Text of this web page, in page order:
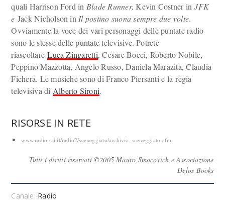
quali Harrison Ford in Blade Runner,Kevin Costner inJFK
e Jack Nicholson in Il postino suona sempre due volte.
Ovviamente la voce dei vari personaggi delle puntate radio
sono le stesse delle puntate televisive. Potrete
riascoltareLuca Zingaretti, Cesare Bocci, Roberto Nobile,
Peppino Mazzotta, Angelo Russo, Daniela Marazita, Claudia
Fichera. Le musiche sono di Franco Piersanti e la regia
televisiva di Alberto Sironi.
RISORSE IN RETE
www.radio.rai.it/radio2/sceneggiato/archivio_sceneggiato.cfm
Tutti i diritti riservati ©2005 Mauro Smocovich e Associazione
Delos Books
Canale: Radio